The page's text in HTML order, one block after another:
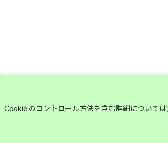
Unit
のコントロール方法を含む詳細については